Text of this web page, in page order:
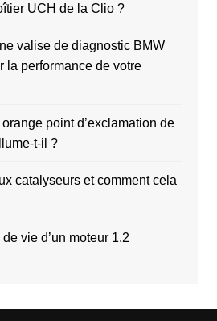
UCH de la Clio ?
valise de diagnostic BMW
la performance de votre
point d’exclamation de
t-il ?
catalyseurs et comment cela
vie d’un moteur 1.2